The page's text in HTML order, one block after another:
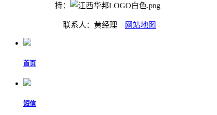
持：
联系人：黄经理 网站地图
首页
短信